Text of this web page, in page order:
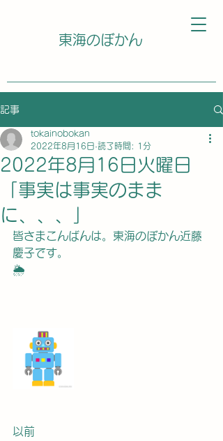
東海のぼかん
記事
2022年8月16日火曜日
「事実は事実のまま
に、、、」
tokainobokan
2022年8月16日 読了時間: 1分
皆さまこんばんは。東海のぼかん近藤
慶子です。
🌦
以前